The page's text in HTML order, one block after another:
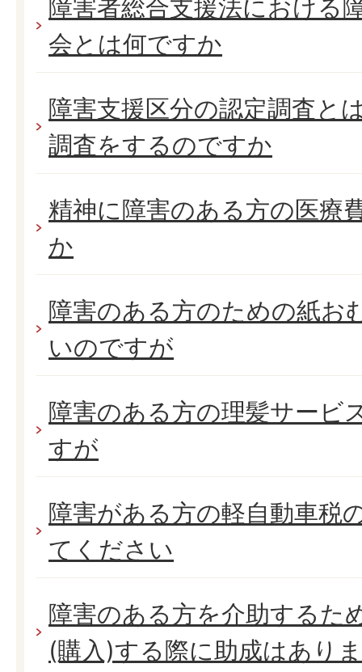
障害者総合支援法における
会とは何ですか
障害支援区分の認定調査と
調査をするのですか
精神に障害のある方の医療
か
障害のある方のための紙お
いのですが
障害のある方の理髪サービ
すが
障害がある方の軽自動車税
てください
障害のある方を介助するた
(購入)する際に助成はあり